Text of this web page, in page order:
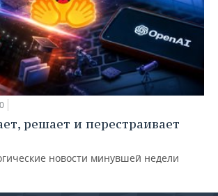
решает и перестраивает
новости минувшей недели